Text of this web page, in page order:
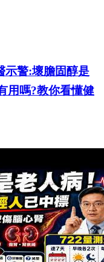
示警:壞膽固醇是
用嗎?教你看懂健